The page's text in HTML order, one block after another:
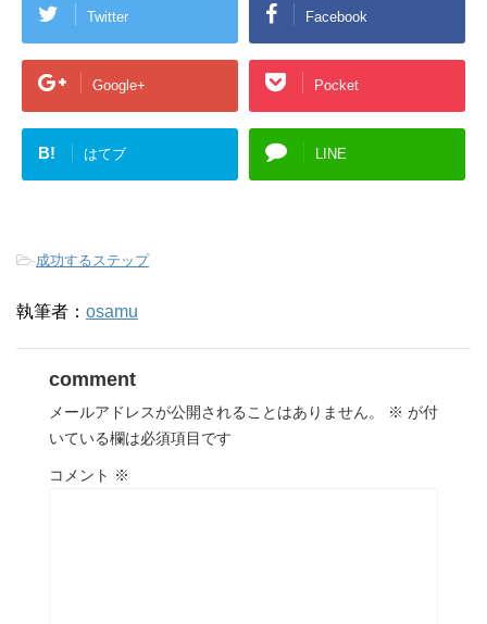
Twitter Facebook
Google+ Pocket
B! はてブ LINE
-成功するステップ
執筆者： osamu
comment
メールアドレスが公開されることはありません。 ※ が付
いている欄は必須項目です
コメント ※